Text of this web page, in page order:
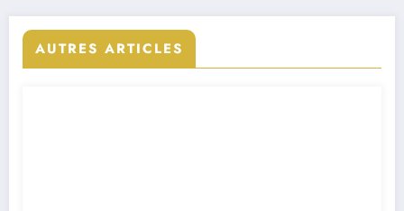
AUTRES ARTICLES